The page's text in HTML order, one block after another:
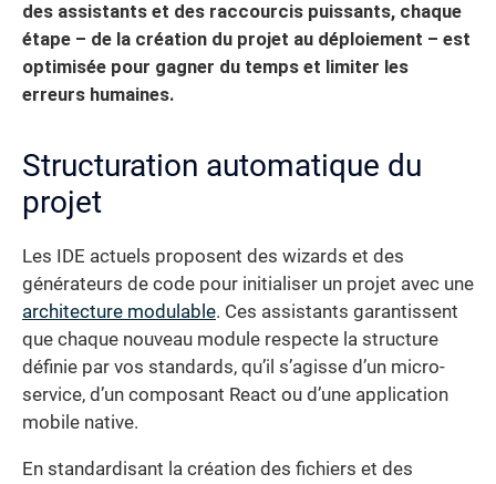
des assistants et des raccourcis puissants, chaque
étape – de la création du projet au déploiement – est
optimisée pour gagner du temps et limiter les
erreurs humaines.
Structuration automatique du
projet
Les IDE actuels proposent des wizards et des
générateurs de code pour initialiser un projet avec une
architecture modulable. Ces assistants garantissent
que chaque nouveau module respecte la structure
définie par vos standards, qu’il s’agisse d’un micro-
service, d’un composant React ou d’une application
mobile native.
En standardisant la création des fichiers et des